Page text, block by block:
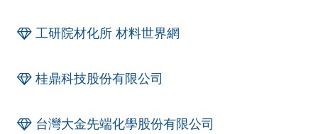
工研院材化所 材料世界網
桂鼎科技股份有限公司
台灣大金先端化學股份有限公司